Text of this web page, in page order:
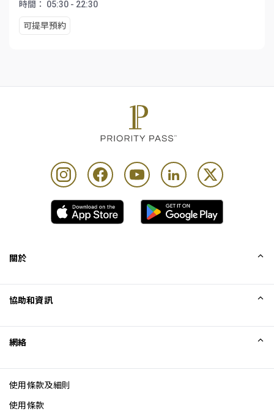
時間：
05:30 - 22:30
可提早預約
關於
Excellence Awards
網誌
協助和資訊
網絡
使用條款及細則
使用條款